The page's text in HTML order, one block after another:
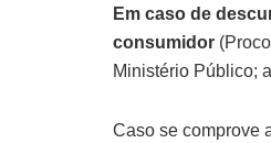
Em caso de
consumidor
Ministério Público;
Caso se comprove